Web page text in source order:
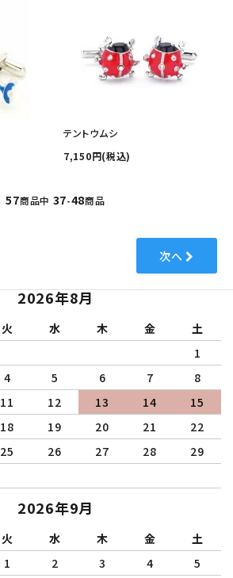
テントウムシ
7,150円(税込)
57商品中 37-48商品
次へ
2026年8月
火 水 木 金
土
1
4 5 6 7
8
11 12 13 14
15
18 19 20 21
22
25 26 27 28
29
2026年9月
火 水 木 金
土
1
2 3 4
5